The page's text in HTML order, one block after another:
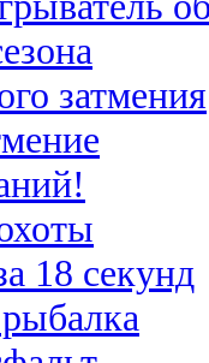
затмения
18 секунд